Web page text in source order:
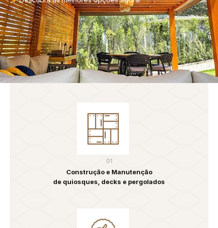
01
Construção e Manutenção
de quiosques, decks e pergolados